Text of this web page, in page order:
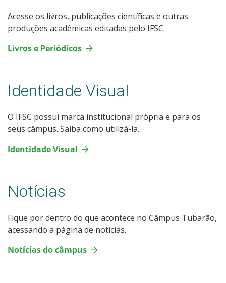
Acesse os livros, publicações científicas e outras
produções acadêmicas editadas pelo IFSC.
Livros e Periódicos
Identidade Visual
O IFSC possui marca institucional própria e para os
seus câmpus. Saiba como utilizá-la.
Identidade Visual
Notícias
Fique por dentro do que acontece no Câmpus Tubarão,
acessando a página de notícias.
Notícias do câmpus